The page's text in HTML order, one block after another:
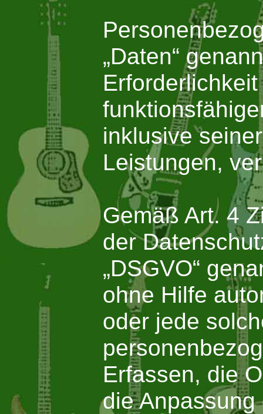
„Daten“
inklusive
Leistungen,
Gemäß Art. 4
der
„DSGVO“
ohne Hilfe
oder jede
Erfassen, die
die